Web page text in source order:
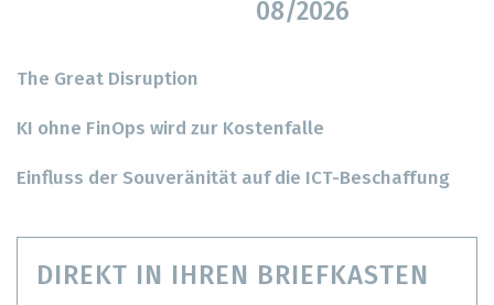
08/2026
The Great Disruption
KI ohne FinOps wird zur Kostenfalle
Einfluss der Souveränität auf die ICT-Beschaffung
DIREKT IN IHREN BRIEFKASTEN